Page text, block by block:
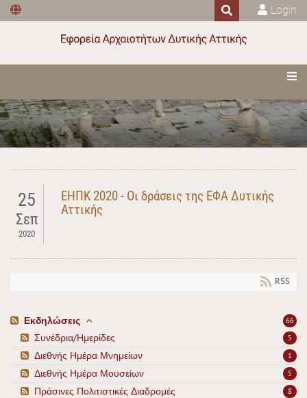
Login
25
Σεπ
2020
ΕΗΠΚ 2020 - Οι δράσεις της ΕΦΑ Δυτικής
Αττικής
RSS
66
Εκδηλώσεις
5
Συνέδρια/Ημερίδες
1
Διεθνής Ημέρα Μνημείων
5
Διεθνής Ημέρα Μουσείων
8
Πράσινες Πολιτιστικές Διαδρομές